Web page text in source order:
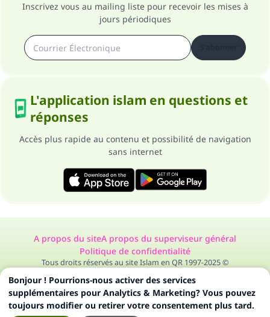
Inscrivez vous au mailing liste pour recevoir les mises à
jours périodiques
L'application islam en questions et
réponses
Accès plus rapide au contenu et possibilité de navigation
sans internet
A propos du siteA propos du superviseur général
Politique de confidentialité
Tous droits réservés au site Islam en QR 1997-2025 ©
Bonjour ! Pourrions-nous activer des services
supplémentaires pour Analytics & Marketing? Vous pouvez
toujours modifier ou retirer votre consentement plus tard.